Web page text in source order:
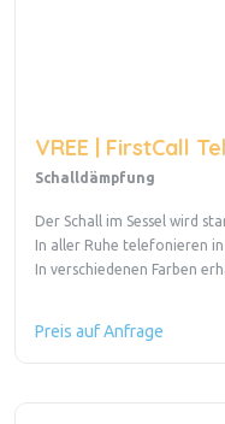
VREE | FirstCall
Schalldämpfung
Der Schall im Sessel wird
In aller Ruhe telefonieren
In verschiedenen Farben
Preis auf Anfrage